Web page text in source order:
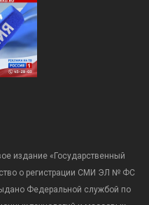
издание «Государственный
о регистрации СМИ ЭЛ № ФС
Федеральной службой по